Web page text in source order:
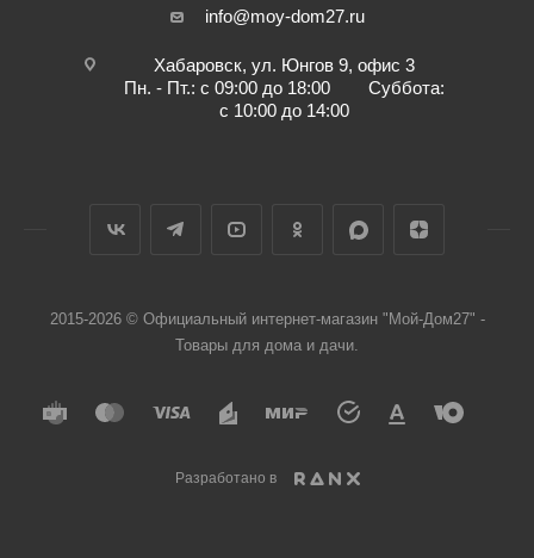
info@moy-dom27.ru
Хабаровск, ул. Юнгов 9, офис 3
Пн. - Пт.: с 09:00 до 18:00 Суббота:
с 10:00 до 14:00
2015-2026 © Официальный интернет-магазин "Мой-Дом27" -
Товары для дома и дачи.
Разработано в